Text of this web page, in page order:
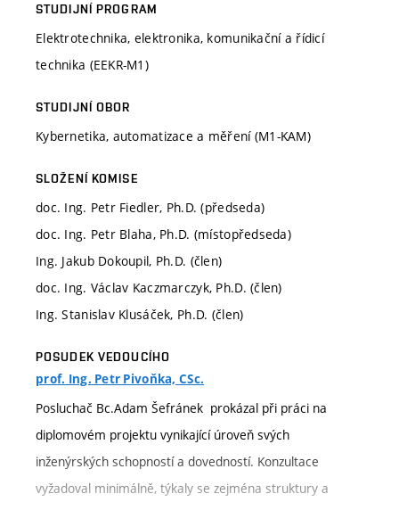
STUDIJNÍ PROGRAM
Elektrotechnika, elektronika, komunikační a řídicí
technika (EEKR-M1)
STUDIJNÍ OBOR
Kybernetika, automatizace a měření (M1-KAM)
SLOŽENÍ KOMISE
doc. Ing. Petr Fiedler, Ph.D. (předseda)
doc. Ing. Petr Blaha, Ph.D. (místopředseda)
Ing. Jakub Dokoupil, Ph.D. (člen)
doc. Ing. Václav Kaczmarczyk, Ph.D. (člen)
Ing. Stanislav Klusáček, Ph.D. (člen)
POSUDEK VEDOUCÍHO
prof. Ing. Petr Pivoňka, CSc.
Posluchač Bc.Adam Šefránek prokázal při práci na
diplomovém projektu vynikající úroveň svých
inženýrských schopností a dovedností. Konzultace
vyžadoval minimálně, týkaly se zejména struktury a